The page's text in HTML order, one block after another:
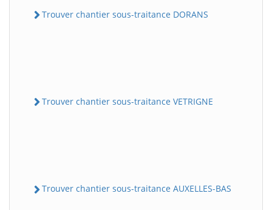
Trouver chantier sous-traitance DORANS
Trouver chantier sous-traitance VETRIGNE
Trouver chantier sous-traitance AUXELLES-BAS